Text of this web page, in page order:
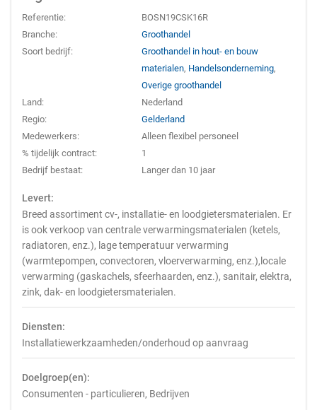
Referentie:
BOSN19CSK16R
Branche:
Groothandel
Soort bedrijf:
Groothandel in hout- en bouw
materialen, Handelsonderneming,
Overige groothandel
Land:
Nederland
Regio:
Gelderland
Medewerkers:
Alleen flexibel personeel
% tijdelijk contract:
1
Bedrijf bestaat:
Langer dan 10 jaar
Levert:
Breed assortiment cv-, installatie- en loodgietersmaterialen. Er
is ook verkoop van centrale verwarmingsmaterialen (ketels,
radiatoren, enz.), lage temperatuur verwarming
(warmtepompen, convectoren, vloerverwarming, enz.),locale
verwarming (gaskachels, sfeerhaarden, enz.), sanitair, elektra,
zink, dak- en loodgietersmaterialen.
Diensten:
Installatiewerkzaamheden/onderhoud op aanvraag
Doelgroep(en):
Consumenten - particulieren, Bedrijven